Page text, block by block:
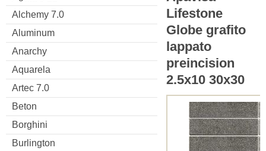
Alchemy 7.0
Aluminum
Anarchy
Aquarela
Artec 7.0
Beton
Borghini
Burlington
Lifestone
Globe grafito
lappato
preincision
2.5x10 30x30